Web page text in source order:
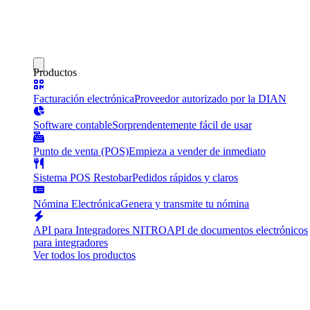
Productos
Facturación electrónicaProveedor autorizado por la DIAN
Software contableSorprendentemente fácil de usar
Punto de venta (POS)Empieza a vender de inmediato
Sistema POS RestobarPedidos rápidos y claros
Nómina ElectrónicaGenera y transmite tu nómina
API para Integradores NITROAPI de documentos electrónicos
para integradores
Ver todos los productos